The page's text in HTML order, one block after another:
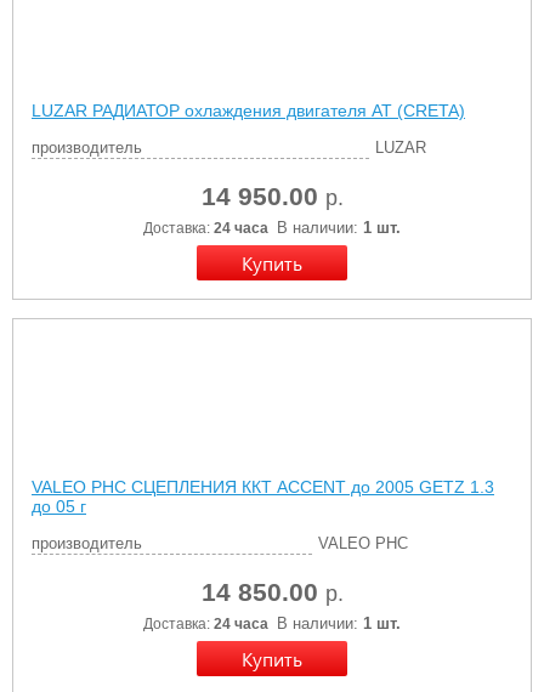
LUZAR РАДИАТОР охлаждения двигателя AT (CRETA)
производитель LUZAR
14 950.00 р.
Доставка: 24 часа В наличии: 1 шт.
VALEO PHC СЦЕПЛЕНИЯ ККТ ACCENT до 2005 GETZ 1.3
до 05 г
производитель VALEO PHC
14 850.00 р.
Доставка: 24 часа В наличии: 1 шт.